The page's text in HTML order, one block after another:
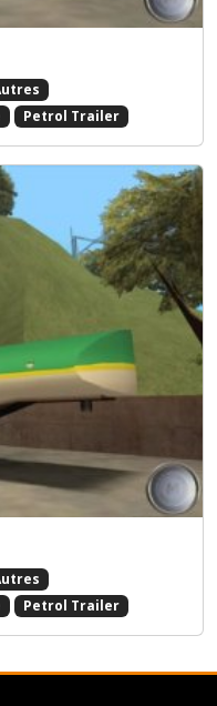
Petrol Trailer
Petrol Trailer